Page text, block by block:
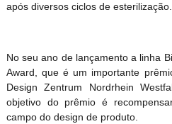
após diversos ciclos de esterilização.
No seu ano de lançamento a linha
Award, que é um importante
Design Zentrum Nordrhein
objetivo do prêmio é
campo do design de produto.